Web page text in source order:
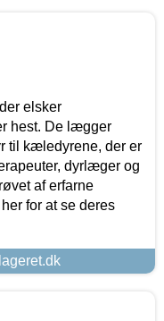
elsker
hest. De lægger
til kæledyrene, der er
dyrlæger og
af erfarne
for at se deres